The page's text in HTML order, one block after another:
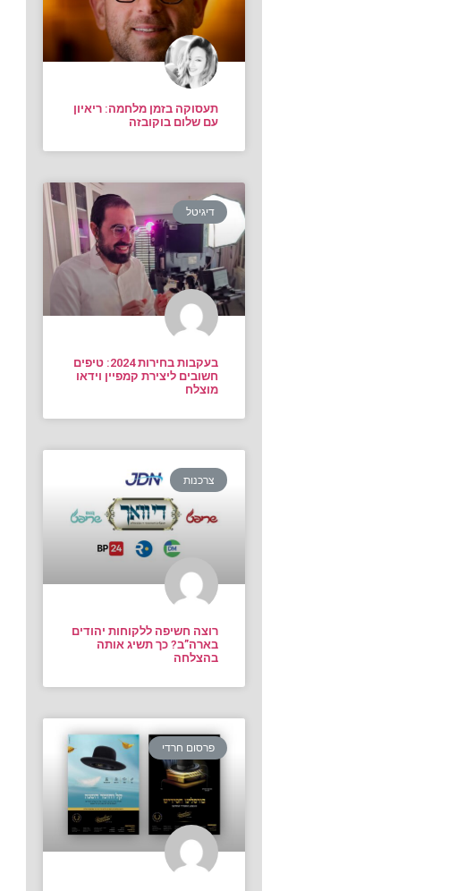
תעסוקה בזמן מלחמה: ריאיון
עם שלום בוקובזה
דיגיטל
בעקבות בחירות 2024: טיפים
חשובים ליצירת קמפיין וידאו
מוצלח
צרכנות
רוצה חשיפה ללקוחות יהודים
בארה”ב? כך תשיג אותה
בהצלחה
פרסום חרדי